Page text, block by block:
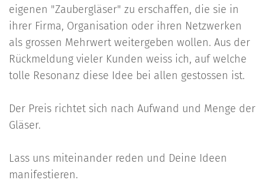
eigenen "Zaubergläser" zu erschaffen, die sie in
ihrer Firma, Organisation oder ihren Netzwerken
als grossen Mehrwert weitergeben wollen. Aus der
Rückmeldung vieler Kunden weiss ich, auf welche
tolle Resonanz diese Idee bei allen gestossen ist.
Der Preis richtet sich nach Aufwand und Menge der
Gläser.
Lass uns miteinander reden und Deine Ideen
manifestieren.